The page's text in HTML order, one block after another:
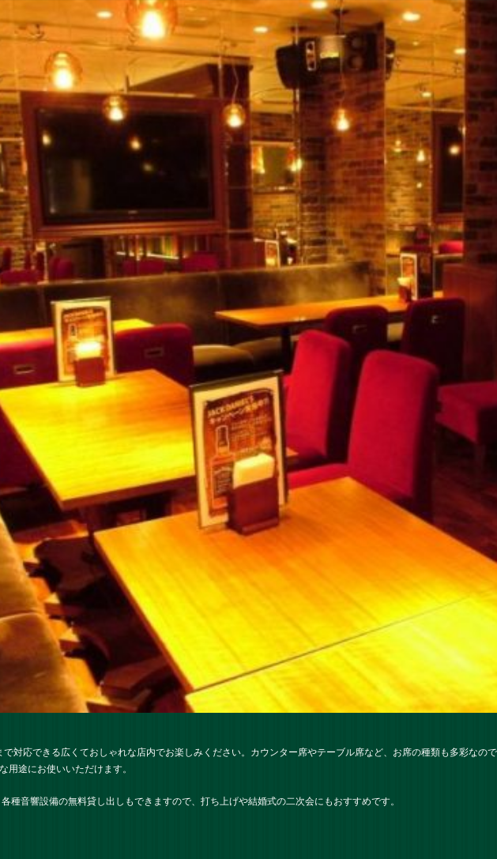
で対応できる広くておしゃれな店内でお楽しみください。カウンター席やテーブル席など、お席の種類も多彩なの
用途にお使いいただけます。
種音響設備の無料貸し出しもできますので、打ち上げや結婚式の二次会にもおすすめです。